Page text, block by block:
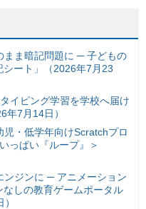
まま暗記問題に ─ 子どもの
ート」（2026年7月23
イピング学習を学校へ届け
年7月14日）
・低学年向けScratchプロ
っぱい『ループ』＞
ンジンに ─ アニメーション
しの教育ゲームポータル